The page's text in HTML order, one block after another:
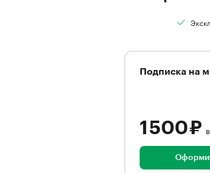
Подписка на
1 500 ₽